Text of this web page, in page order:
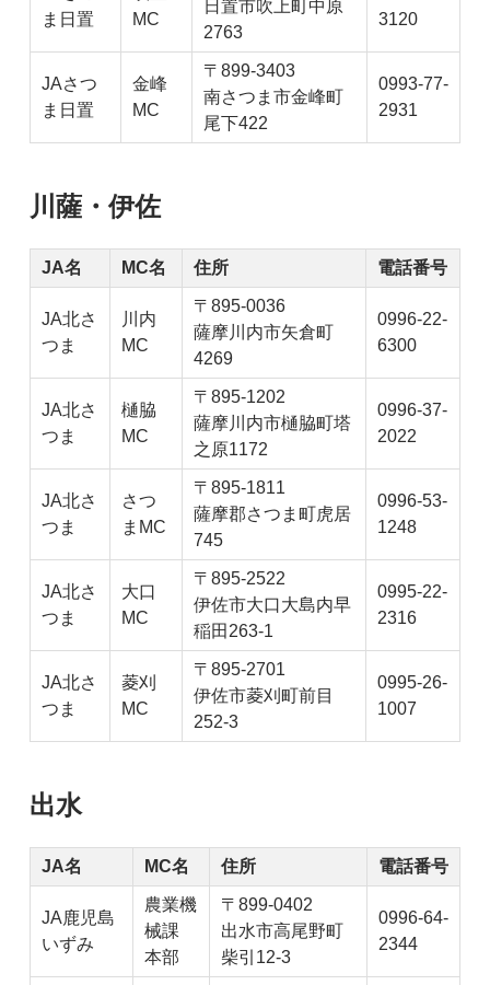
ま日置
MC
日置市吹上町中原
2763
3120
JAさつ
ま日置
金峰
MC
〒899-3403
南さつま市金峰町
尾下422
0993-77-
2931
川薩・伊佐
JA名 MC名 住所 電話番号
JA北さ
つま
川内
MC
〒895-0036
薩摩川内市矢倉町
4269
0996-22-
6300
JA北さ
つま
樋脇
MC
〒895-1202
薩摩川内市樋脇町塔
之原1172
0996-37-
2022
JA北さ
つま
さつ
まMC
〒895-1811
薩摩郡さつま町虎居
745
0996-53-
1248
JA北さ
つま
大口
MC
〒895-2522
伊佐市大口大島内早
稲田263-1
0995-22-
2316
JA北さ
つま
菱刈
MC
〒895-2701
伊佐市菱刈町前目
252-3
0995-26-
1007
出水
JA名 MC名 住所 電話番号
JA鹿児島
いずみ
農業機
械課
本部
〒899-0402
出水市高尾野町
柴引12-3
0996-64-
2344